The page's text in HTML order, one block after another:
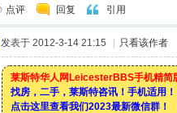
点评 回复 引用
发表于 2012-3-14 21:15 只看该作者
莱斯特华人网LeicesterBBS手机精简
找房，二手，莱斯特咨讯！手机适用！
点击这里查看我们2023最新微信群！